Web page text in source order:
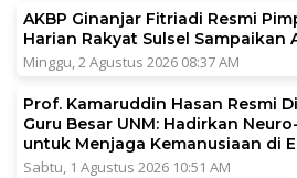
AKBP Ginanjar Fitriadi Resmi
Harian Rakyat Sulsel Sampaikan
Minggu, 2 Agustus 2026 08:37 AM
Prof. Kamaruddin Hasan Resmi
Guru Besar UNM: Hadirkan
untuk Menjaga Kemanusiaan di
Sabtu, 1 Agustus 2026 10:51 AM